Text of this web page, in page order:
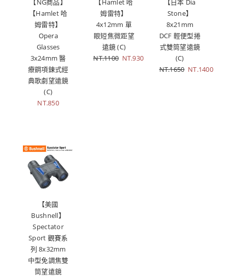
【Hamlet 哈
姆雷特】
Opera
Glasses
3x24mm 醫
療鋼項鍊式經
典歌劇望遠鏡
(C)
NT.850
姆雷特】
4x12mm 單
眼短焦微距望
遠鏡 (C)
NT.1100 NT.930
Stone】
8x21mm
DCF 輕便型捲
式雙筒望遠鏡
(C)
NT.1650 NT.1400
【美國
Bushnell】
Spectator
Sport 觀賽系
列 8x32mm
中型免調焦雙
筒望遠鏡